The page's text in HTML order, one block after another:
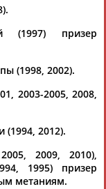
(1997) призер
(1998, 2002).
2003-2005, 2008,
2012).
2009, 2010),
1995) призер
метаниям.